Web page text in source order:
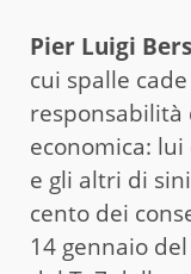
Pier Luigi
cui spalle
responsabilità
economica:
e gli altri di
cento dei
14 gennaio